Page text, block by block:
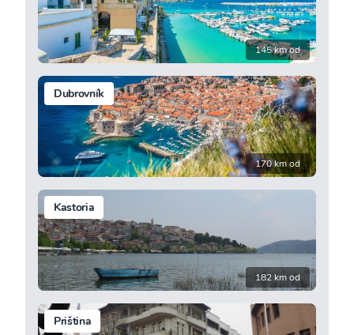
145 km od
Dubrovník
170 km od
Kastoria
182 km od
Priština